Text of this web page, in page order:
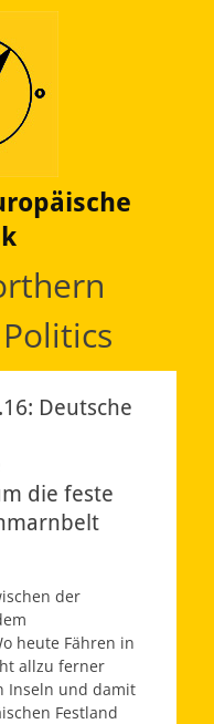
Deutsche
die feste
der
heute Fähren in
allzu ferner
Inseln und damit
Festland